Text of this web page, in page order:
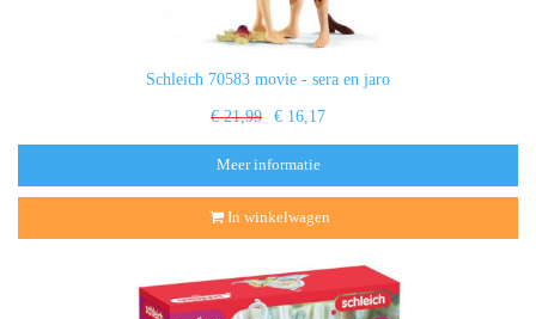
Schleich 70583 movie - sera en jaro
€ 21,99 € 16,17
Meer informatie
In winkelwagen